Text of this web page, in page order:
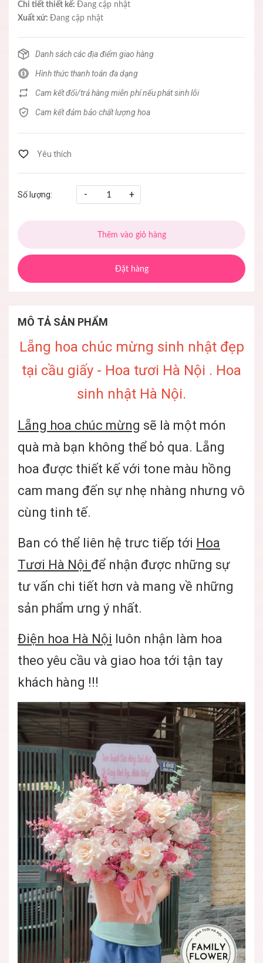
Chi tiết thiết kế: Đang cập nhật
Xuất xứ: Đang cập nhật
Danh sách các địa điểm giao hàng
Hình thức thanh toán đa dạng
Cam kết đổi/trả hàng miễn phí nếu phát sinh lỗi
Cam kết đảm bảo chất lượng hoa
Số lượng: - +
Thêm vào giỏ hàng
Đặt hàng
MÔ TẢ SẢN PHẨM
Lẵng hoa chúc mừng sinh nhật đẹp
tại cầu giấy - Hoa tươi Hà Nội . Hoa
sinh nhật Hà Nội.
Lẵng hoa chúc mừng sẽ là một món
quà mà bạn không thể bỏ qua. Lẵng
hoa được thiết kế với tone màu hồng
cam mang đến sự nhẹ nhàng nhưng vô
cùng tinh tế.
Ban có thể liên hệ trưc tiếp tới Hoa
Tươi Hà Nội để nhận được những sự
tư vấn chi tiết hơn và mang về những
sản phẩm ưng ý nhất.
Điện hoa Hà Nội luôn nhận làm hoa
theo yêu cầu và giao hoa tới tận tay
khách hàng !!!